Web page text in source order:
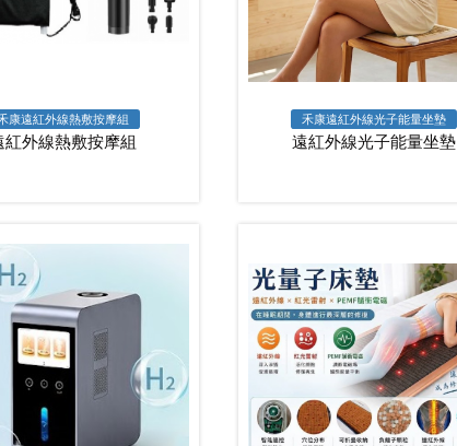
康遠紅外線熱敷按摩組
紅外線熱敷按摩組
禾康遠紅外線光子能量坐墊
遠紅外線光子能量坐墊